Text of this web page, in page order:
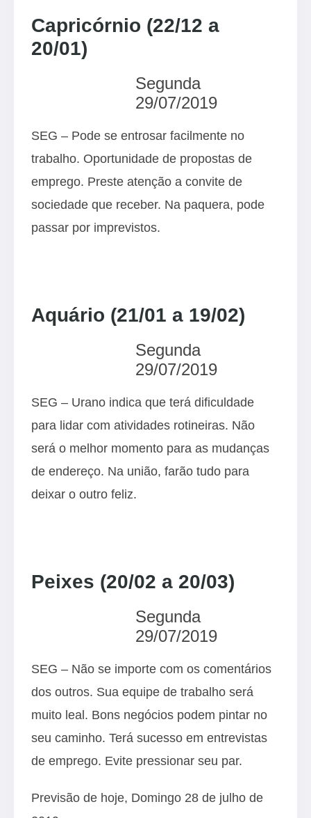
Capricórnio (22/12 a
20/01)
Segunda
29/07/2019
SEG – Pode se entrosar facilmente no
trabalho. Oportunidade de propostas de
emprego. Preste atenção a convite de
sociedade que receber. Na paquera, pode
passar por imprevistos.
Aquário (21/01 a 19/02)
Segunda
29/07/2019
SEG – Urano indica que terá dificuldade
para lidar com atividades rotineiras. Não
será o melhor momento para as mudanças
de endereço. Na união, farão tudo para
deixar o outro feliz.
Peixes (20/02 a 20/03)
Segunda
29/07/2019
SEG – Não se importe com os comentários
dos outros. Sua equipe de trabalho será
muito leal. Bons negócios podem pintar no
seu caminho. Terá sucesso em entrevistas
de emprego. Evite pressionar seu par.
Previsão de hoje, Domingo 28 de julho de